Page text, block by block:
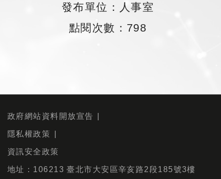
發布單位：人事室
點閱次數：798
政府網站資料開放宣告
隱私權政策
資訊安全政策
地址：106213 臺北市大安區辛亥路2段185號3樓